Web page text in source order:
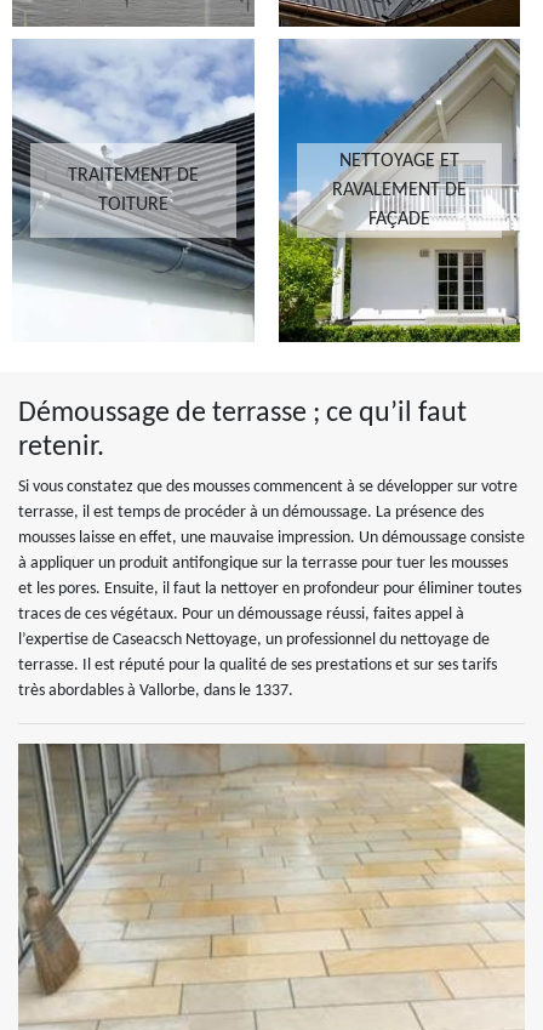
TRAITEMENT DE
TOITURE
NETTOYAGE ET
RAVALEMENT DE
FAÇADE
Démoussage de terrasse ; ce qu’il faut
retenir.
Si vous constatez que des mousses commencent à se développer sur votre
terrasse, il est temps de procéder à un démoussage. La présence des
mousses laisse en effet, une mauvaise impression. Un démoussage consiste
à appliquer un produit antifongique sur la terrasse pour tuer les mousses
et les pores. Ensuite, il faut la nettoyer en profondeur pour éliminer toutes
traces de ces végétaux. Pour un démoussage réussi, faites appel à
l’expertise de Caseacsch Nettoyage, un professionnel du nettoyage de
terrasse. Il est réputé pour la qualité de ses prestations et sur ses tarifs
très abordables à Vallorbe, dans le 1337.